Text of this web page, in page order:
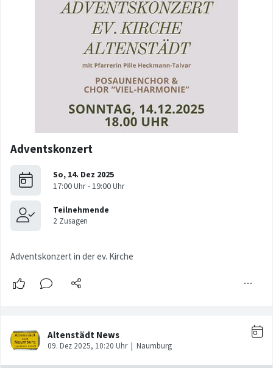
Adventskonzert
Adventskonzert in der ev. Kirche